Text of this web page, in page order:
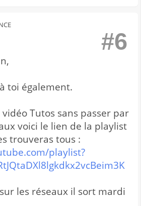
#6
toi également.
Tutos sans passer par
voici le lien de la playlist
trouveras tous :
playlist?
les réseaux il sort mardi